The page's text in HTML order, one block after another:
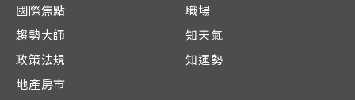
國際焦點
趨勢大師
政策法規
地產房市
職場
知天氣
知運勢